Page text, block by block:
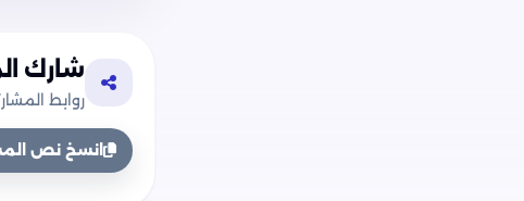
شارك
روابط
انسخ نص